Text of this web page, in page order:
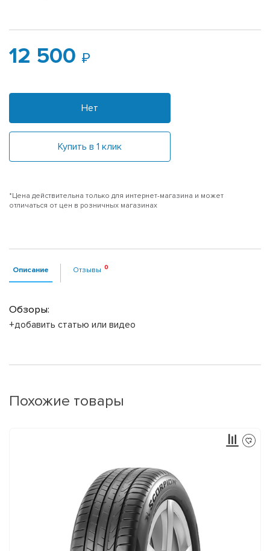
12 500
Нет
Купить в 1 клик
*Цена действительна только для интернет-магазина и может
отличаться от цен в розничных магазинах
Описание Отзывы
Обзоры:
+добавить статью или видео
Похожие товары